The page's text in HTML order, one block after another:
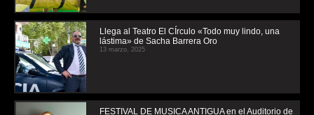
Llega al Teatro El CÍrculo «Todo muy lindo, una
lástima» de Sacha Barrera Oro
13 marzo, 2025
FESTIVAL DE MUSICA ANTIGUA en el Auditorio de